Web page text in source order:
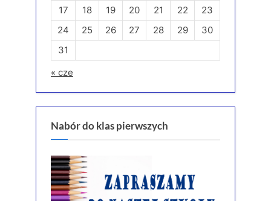
17
18 19 20 21 22
23
24
25 26 27 28 29
30
31
« cze
Nabór do klas pierwszych